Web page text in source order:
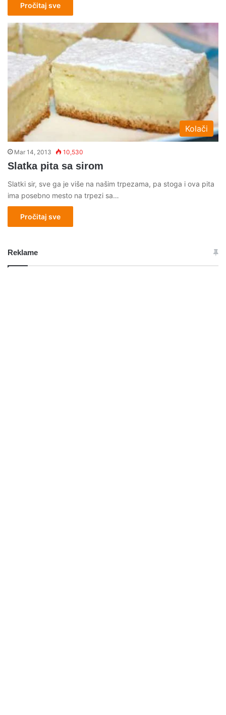
Pročitaj sve
Kolači
Mar 14, 2013 10,530
Slatka pita sa sirom
Slatki sir, sve ga je više na našim trpezama, pa stoga i ova pita
ima posebno mesto na trpezi sa…
Pročitaj sve
Reklame